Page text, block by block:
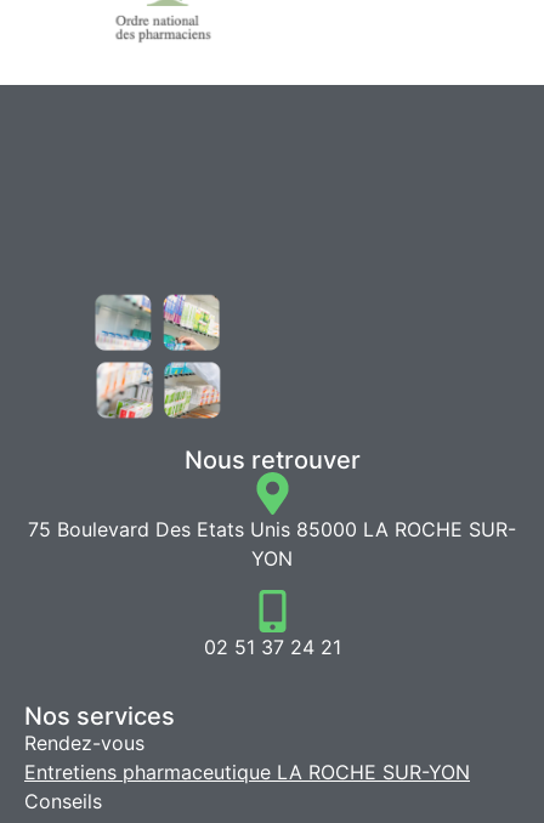
Nous retrouver
75 Boulevard Des Etats Unis 85000 LA ROCHE SUR-
YON
02 51 37 24 21
Nos services
Rendez-vous
Entretiens pharmaceutique LA ROCHE SUR-YON
Conseils